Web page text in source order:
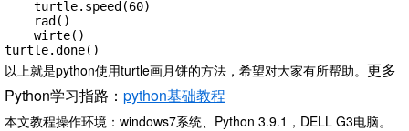
turtle.done()
以上就是python使用turtle画月饼的方法，希望对大家有所帮助。 更多
Python学习指路： python基础教程
本文教程操作环境：windows7系统、Python 3.9.1，DELL G3电脑。